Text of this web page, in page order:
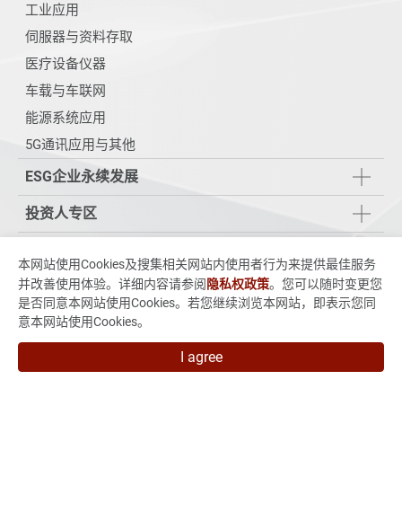
工业应用
伺服器与资料存取
医疗设备仪器
车载与车联网
能源系统应用
5G通讯应用与其他
ESG企业永续发展
投资人专区
新闻 & 活动
人力招募
本网站使用Cookies及搜集相关网站内使用者行为来提供最佳服务
并改善使用体验。详细内容请参阅 隐私权政策。您可以随时变更您
是否同意本网站使用Cookies。若您继续浏览本网站，即表示您同
意本网站使用Cookies。
I agree